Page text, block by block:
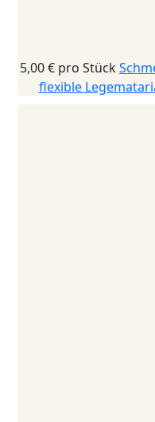
5,00 € pro Stück
flexible